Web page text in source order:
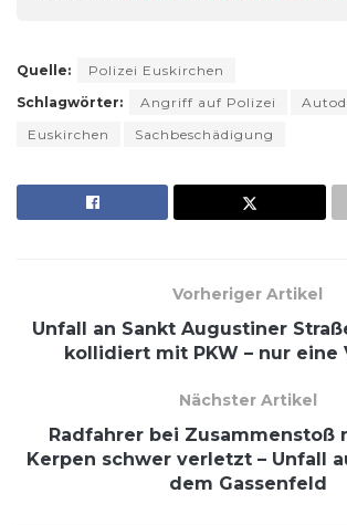
Quelle:
Polizei Euskirchen
Schlagwörter:
Angriff auf Polizei
Euskirchen
Sachbeschädigung
Vorheriger Artikel
Unfall an Sankt Augustiner
kollidiert mit PKW – nur eine
Nächster Artikel
Radfahrer bei Zusammenstoß
Kerpen schwer verletzt – Unfall
dem Gassenfeld